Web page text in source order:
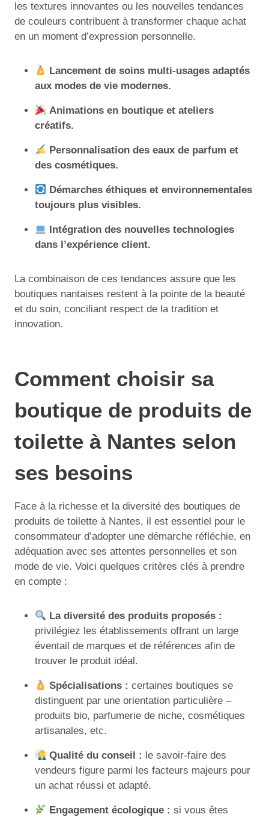
les textures innovantes ou les nouvelles tendances
de couleurs contribuent à transformer chaque achat
en un moment d’expression personnelle.
Lancement de soins multi-usages adaptés
aux modes de vie modernes.
Animations en boutique et ateliers
créatifs.
Personnalisation des eaux de parfum et
des cosmétiques.
Démarches éthiques et environnementales
toujours plus visibles.
Intégration des nouvelles technologies
dans l’expérience client.
La combinaison de ces tendances assure que les
boutiques nantaises restent à la pointe de la beauté
et du soin, conciliant respect de la tradition et
innovation.
Comment choisir sa
boutique de produits de
toilette à Nantes selon
ses besoins
Face à la richesse et la diversité des boutiques de
produits de toilette à Nantes, il est essentiel pour le
consommateur d’adopter une démarche réfléchie, en
adéquation avec ses attentes personnelles et son
mode de vie. Voici quelques critères clés à prendre
en compte :
La diversité des produits proposés :
privilégiez les établissements offrant un large
éventail de marques et de références afin de
trouver le produit idéal.
Spécialisations : certaines boutiques se
distinguent par une orientation particulière –
produits bio, parfumerie de niche, cosmétiques
artisanales, etc.
Qualité du conseil : le savoir-faire des
vendeurs figure parmi les facteurs majeurs pour
un achat réussi et adapté.
Engagement écologique : si vous êtes